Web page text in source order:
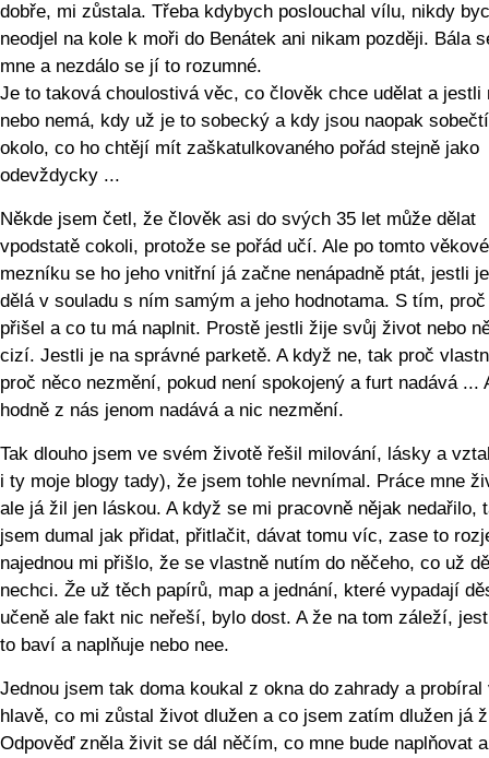
dobře, mi zůstala. Třeba kdybych poslouchal vílu, nikdy
neodjel na kole k moři do Benátek ani nikam později. Bála
mne a nezdálo se jí to rozumné.
Je to taková choulostivá věc, co člověk chce udělat a jestli
nebo nemá, kdy už je to sobecký a kdy jsou naopak
okolo, co ho chtějí mít zaškatulkovaného pořád stejně jako
odevždycky ...
Někde jsem četl, že člověk asi do svých 35 let může dělat
vpodstatě cokoli, protože se pořád učí. Ale po tomto
mezníku se ho jeho vnitřní já začne nenápadně ptát, jestli
dělá v souladu s ním samým a jeho hodnotama. S tím,
přišel a co tu má naplnit. Prostě jestli žije svůj život nebo
cizí. Jestli je na správné parketě. A když ne, tak proč
proč něco nezmění, pokud není spokojený a furt nadává ...
hodně z nás jenom nadává a nic nezmění.
Tak dlouho jsem ve svém životě řešil milování, lásky a
i ty moje blogy tady), že jsem tohle nevnímal. Práce mne
ale já žil jen láskou. A když se mi pracovně nějak nedařilo,
jsem dumal jak přidat, přitlačit, dávat tomu víc, zase to
najednou mi přišlo, že se vlastně nutím do něčeho, co už
nechci. Že už těch papírů, map a jednání, které vypadají
učeně ale fakt nic neřeší, bylo dost. A že na tom záleží,
to baví a naplňuje nebo nee.
Jednou jsem tak doma koukal z okna do zahrady a probíral
hlavě, co mi zůstal život dlužen a co jsem zatím dlužen já
Odpověď zněla živit se dál něčím, co mne bude naplňovat